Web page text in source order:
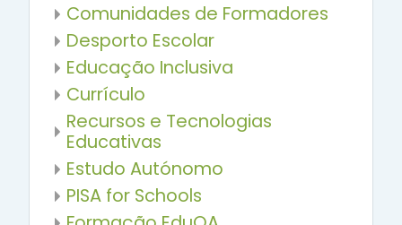
Comunidades de Formadores
Desporto Escolar
Educação Inclusiva
Currículo
Recursos e Tecnologias
Educativas
Estudo Autónomo
PISA for Schools